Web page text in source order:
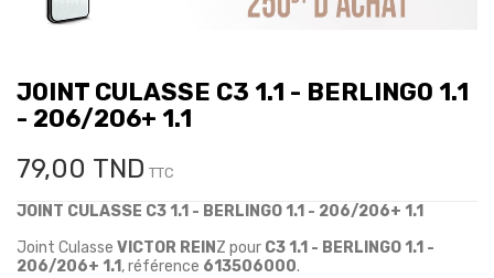
JOINT CULASSE C3 1.1 - BERLINGO 1.1
- 206/206+ 1.1
79,00 TND TTC
JOINT CULASSE C3 1.1 - BERLINGO 1.1 - 206/206+ 1.1
Joint Culasse VICTOR REIN Z pour C3 1.1 - BERLINGO 1.1 -
206/206+ 1.1 , référence 613506000.